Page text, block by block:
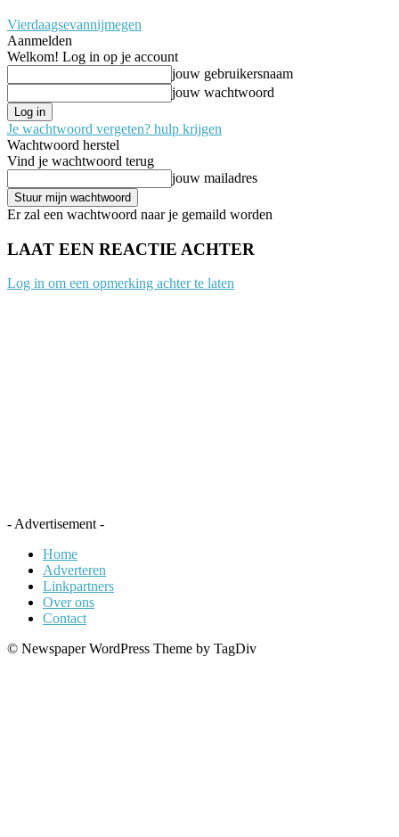
Vierdaagsevannijmegen
Aanmelden
Welkom! Log in op je account
jouw gebruikersnaam
jouw wachtwoord
Je wachtwoord vergeten? hulp krijgen
Wachtwoord herstel
Vind je wachtwoord terug
jouw mailadres
Er zal een wachtwoord naar je gemaild worden
LAAT EEN REACTIE ACHTER
Log in om een opmerking achter te laten
- Advertisement -
Home
Adverteren
Linkpartners
Over ons
Contact
© Newspaper WordPress Theme by TagDiv